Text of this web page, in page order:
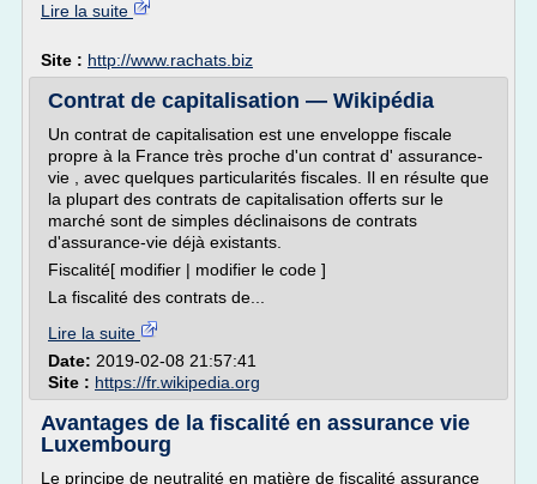
Lire la suite
Site : http://www.rachats.biz
Contrat de capitalisation — Wikipédia
Un contrat de capitalisation est une enveloppe fiscale
propre à la France très proche d'un contrat d' assurance-
vie , avec quelques particularités fiscales. Il en résulte que
la plupart des contrats de capitalisation offerts sur le
marché sont de simples déclinaisons de contrats
d'assurance-vie déjà existants.
Fiscalité[ modifier | modifier le code ]
La fiscalité des contrats de...
Lire la suite
Date: 2019-02-08 21:57:41
Site : https://fr.wikipedia.org
Avantages de la fiscalité en assurance vie
Luxembourg
Le principe de neutralité en matière de fiscalité assurance